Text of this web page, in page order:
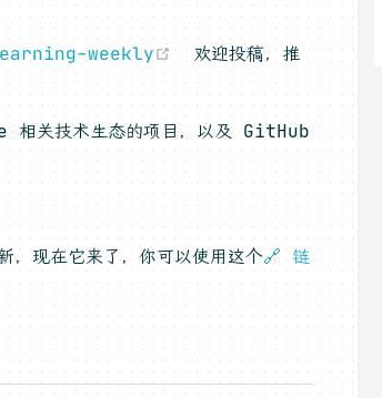
weekly (opens new window)
欢迎投稿，推
相关技术生态的项目，以及 GitHub
，现在它来了，你可以使用这个🔗 链